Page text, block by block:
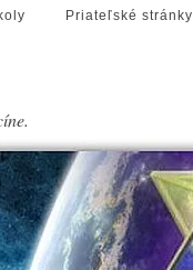
Priateľské stránky